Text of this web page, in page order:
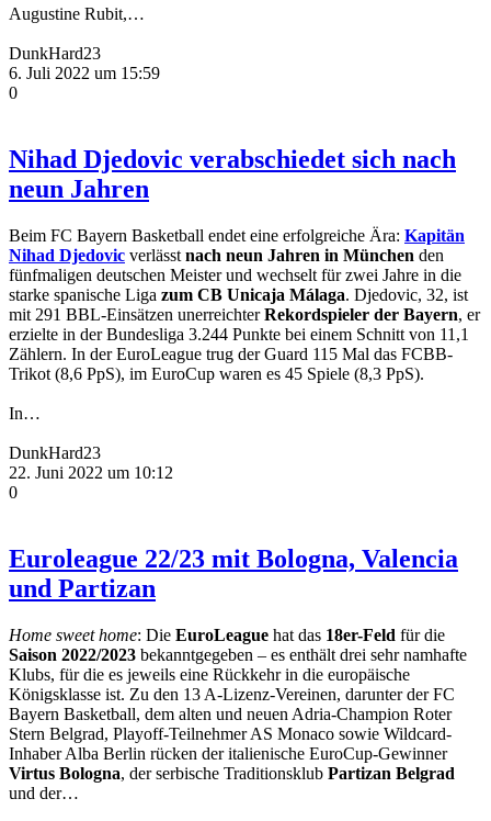
Augustine Rubit,…
DunkHard23
6. Juli 2022 um 15:59
0
Nihad Djedovic verabschiedet sich nach
neun Jahren
Beim FC Bayern Basketball endet eine erfolgreiche Ära: Kapitän
Nihad Djedovic verlässt nach neun Jahren in München den
fünfmaligen deutschen Meister und wechselt für zwei Jahre in die
starke spanische Liga zum CB Unicaja Málaga. Djedovic, 32, ist
mit 291 BBL-Einsätzen unerreichterRekordspieler der Bayern, er
erzielte in der Bundesliga 3.244 Punkte bei einem Schnitt von 11,1
Zählern. In der EuroLeague trug der Guard 115 Mal das FCBB-
Trikot (8,6 PpS), im EuroCup waren es 45 Spiele (8,3 PpS).
In…
DunkHard23
22. Juni 2022 um 10:12
0
Euroleague 22/23 mit Bologna, Valencia
und Partizan
Home sweet home: Die EuroLeague hat das 18er-Feld für die
Saison 2022/2023 bekanntgegeben – es enthält drei sehr namhafte
Klubs, für die es jeweils eine Rückkehr in die europäische
Königsklasse ist. Zu den 13 A-Lizenz-Vereinen, darunter der FC
Bayern Basketball, dem alten und neuen Adria-Champion Roter
Stern Belgrad, Playoff-Teilnehmer AS Monaco sowie Wildcard-
Inhaber Alba Berlin rücken der italienische EuroCup-Gewinner
Virtus Bologna, der serbische Traditionsklub Partizan Belgrad
und der…